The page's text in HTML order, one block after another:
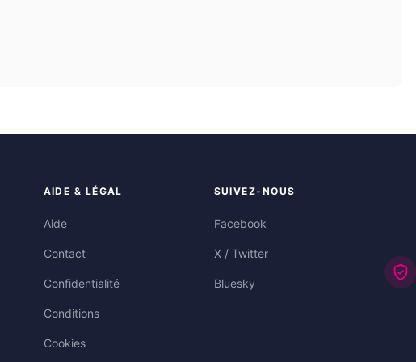
AIDE & LÉGAL
Aide
Contact
Confidentialité
Conditions
Cookies
SUIVEZ-NOUS
Facebook
X / Twitter
Bluesky